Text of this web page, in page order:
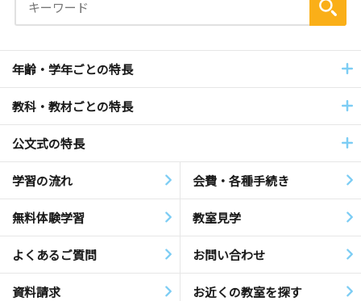
年齢・学年ごとの特長
教科・教材ごとの特長
公文式の特長
学習の流れ 会費・各種手続き
無料体験学習 教室見学
よくあるご質問 お問い合わせ
資料請求 お近くの教室を探す